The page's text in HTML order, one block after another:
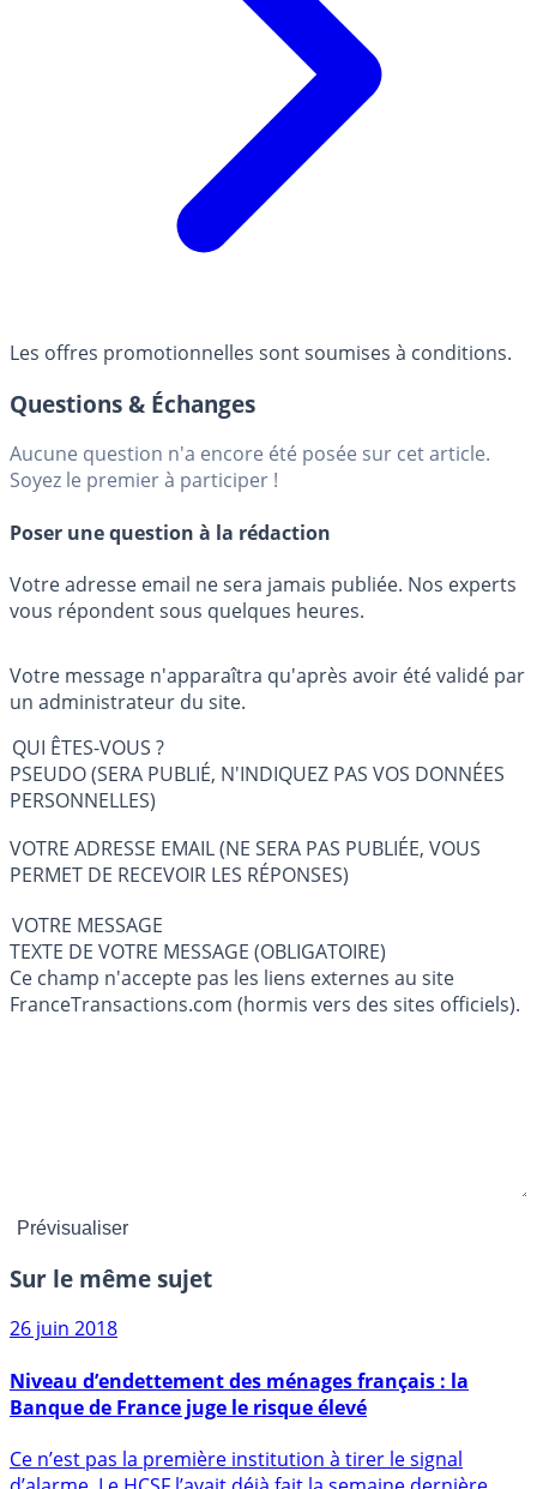
Les offres promotionnelles sont soumises à conditions.
Questions & Échanges
Aucune question n'a encore été posée sur cet article.
Soyez le premier à participer !
Poser une question à la rédaction
Votre adresse email ne sera jamais publiée. Nos experts
vous répondent sous quelques heures.
Votre message n'apparaîtra qu'après avoir été validé par
un administrateur du site.
QUI ÊTES-VOUS ?
PSEUDO (SERA PUBLIÉ, N'INDIQUEZ PAS VOS DONNÉES
PERSONNELLES)
VOTRE ADRESSE EMAIL (NE SERA PAS PUBLIÉE, VOUS
PERMET DE RECEVOIR LES RÉPONSES)
VOTRE MESSAGE
TEXTE DE VOTRE MESSAGE (OBLIGATOIRE)
Ce champ n'accepte pas les liens externes au site
FranceTransactions.com (hormis vers des sites officiels).
Sur le même sujet
26 juin 2018
Niveau d’endettement des ménages français : la
Banque de France juge le risque élevé